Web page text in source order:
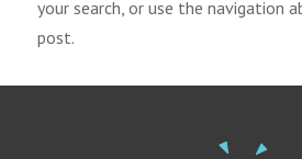
your search, or use the navigation
post.